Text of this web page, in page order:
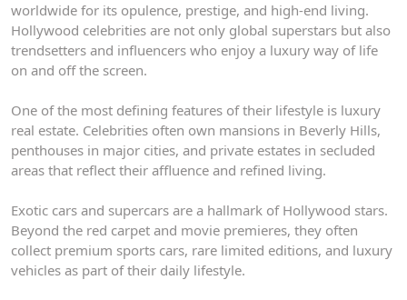
worldwide for its opulence, prestige, and high-end living.
Hollywood celebrities are not only global superstars but also
trendsetters and influencers who enjoy a luxury way of life
on and off the screen.
One of the most defining features of their lifestyle is luxury
real estate. Celebrities often own mansions in Beverly Hills,
penthouses in major cities, and private estates in secluded
areas that reflect their affluence and refined living.
Exotic cars and supercars are a hallmark of Hollywood stars.
Beyond the red carpet and movie premieres, they often
collect premium sports cars, rare limited editions, and luxury
vehicles as part of their daily lifestyle.